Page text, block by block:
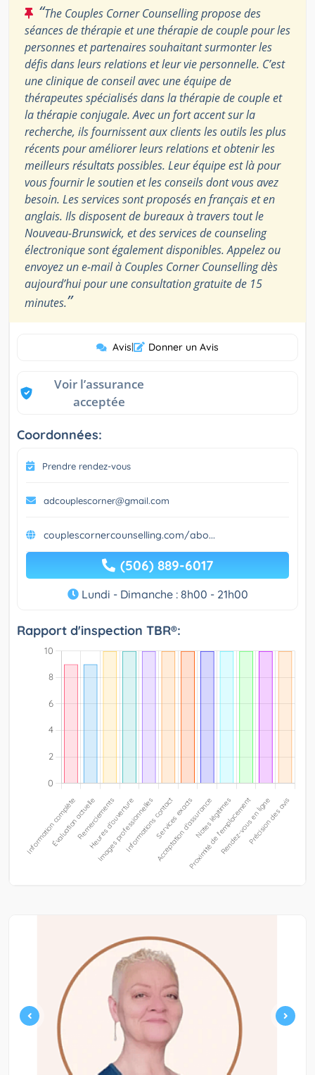
“The Couples Corner Counselling propose des
séances de thérapie et une thérapie de couple pour les
personnes et partenaires souhaitant surmonter les
défis dans leurs relations et leur vie personnelle. C’est
une clinique de conseil avec une équipe de
thérapeutes spécialisés dans la thérapie de couple et
la thérapie conjugale. Avec un fort accent sur la
recherche, ils fournissent aux clients les outils les plus
récents pour améliorer leurs relations et obtenir les
meilleurs résultats possibles. Leur équipe est là pour
vous fournir le soutien et les conseils dont vous avez
besoin. Les services sont proposés en français et en
anglais. Ils disposent de bureaux à travers tout le
Nouveau-Brunswick, et des services de counseling
électronique sont également disponibles. Appelez ou
envoyez un e-mail à Couples Corner Counselling dès
aujourd’hui pour une consultation gratuite de 15
minutes.”
Avis| Donner un Avis
Voir l’assurance
acceptée
Coordonnées:
Prendre rendez-vous
adcouplescorner@gmail.com
couplescornercounselling.com/abo...
(506) 889-6017
Lundi - Dimanche : 8h00 - 21h00
Rapport d'inspection TBR®: